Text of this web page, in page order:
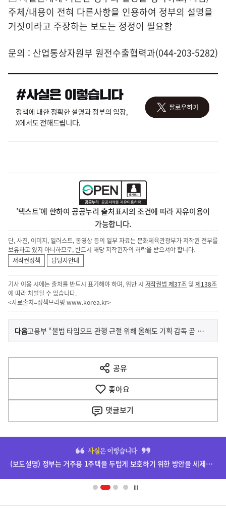
주체/내용이 전혀 다른사항을 인용하여 정부의 설명을
거짓이라고 주장하는 보도는 정정이 필요함
문의 : 산업통상자원부 원전수출협력과(044-203-5282)
'텍스트'에 한하여 공공누리 출처표시의 조건에 따라 자유이용이
가능합니다.
단, 사진, 이미지, 일러스트, 동영상 등의 일부 자료는 문화체육관광부가 저작권 전부를
보유하고 있지 아니하므로, 반드시 해당 저작권자의 허락을 받으셔야 합니다.
저작권정책
담당자안내
기사 이용 시에는 출처를 반드시 표기해야 하며, 위반 시 저작권법 제37조 및제138조
에 따라 처벌될 수 있습니다.
<자료출처=정책브리핑 www.korea.kr>
이
전
다
음
다음기
사
고용부 “불법 타임오프 관행 근절 위해 올해도 기획 감독 곧 실시”
공유
열
기
좋아요
댓글보기
(보도설명) 정부는 거주용 1주택을 두텁게 보호하기 위한 방안을 세제개편안에 담았습니다.